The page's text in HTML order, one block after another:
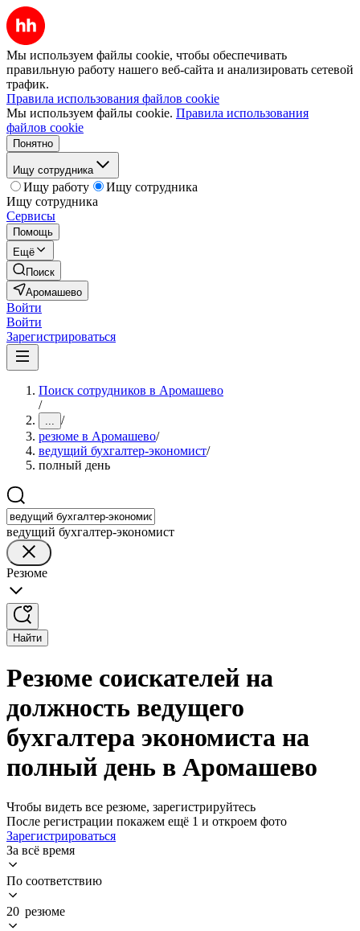
Мы используем файлы cookie, чтобы обеспечивать
правильную работу нашего веб-сайта и анализировать сетевой
трафик.
Правила использования файлов cookie
Мы используем файлы cookie. Правила использования
файлов cookie
Понятно
Ищу сотрудника
Ищу работу
Ищу сотрудника
Ищу сотрудника
Сервисы
Помощь
Ещё
Поиск
Аромашево
Войти
Войти
Зарегистрироваться
Поиск сотрудников в Аромашево
/
... /
резюме в Аромашево/
ведущий бухгалтер-экономист/
полный день
ведущий бухгалтер-экономист
Резюме
Найти
Резюме соискателей на
должность ведущего
бухгалтера экономиста на
полный день в Аромашево
Чтобы видеть все резюме, зарегистрируйтесь
После регистрации покажем ещё 1 и откроем фото
Зарегистрироваться
За всё время
По соответствию
20 резюме